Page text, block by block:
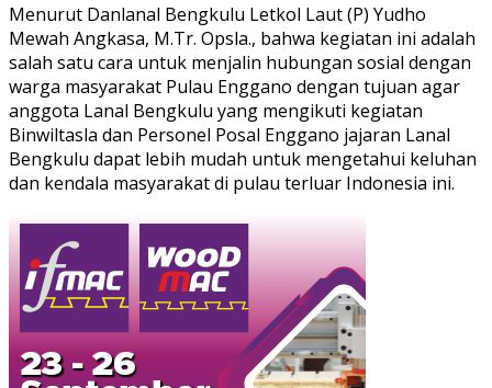
Menurut Danlanal Bengkulu Letkol Laut (P) Yudho
Mewah Angkasa, M.Tr. Opsla., bahwa kegiatan ini adalah
salah satu cara untuk menjalin hubungan sosial dengan
warga masyarakat Pulau Enggano dengan tujuan agar
anggota Lanal Bengkulu yang mengikuti kegiatan
Binwiltasla dan Personel Posal Enggano jajaran Lanal
Bengkulu dapat lebih mudah untuk mengetahui keluhan
dan kendala masyarakat di pulau terluar Indonesia ini.